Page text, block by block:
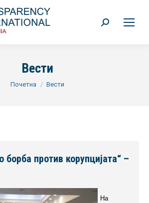
Search:
Вести
You are here:
Почетна Вести
борба против корупцијата“ –
На